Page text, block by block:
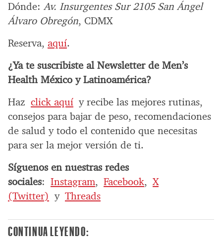
Dónde: Av. Insurgentes Sur 2105 San Ángel
Álvaro Obregón, CDMX
Reserva, aquí.
¿Ya te suscribiste al Newsletter de Men’s
Health México y Latinoamérica?
Haz click aquí y recibe las mejores rutinas,
consejos para bajar de peso, recomendaciones
de salud y todo el contenido que necesitas
para ser la mejor versión de ti.
Síguenos en nuestras redes
sociales: Instagram, Facebook,X
(Twitter) y Threads
CONTINUA LEYENDO: